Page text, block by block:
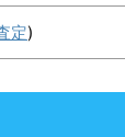
定)